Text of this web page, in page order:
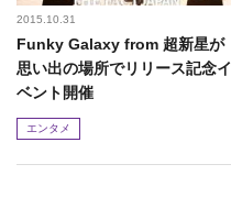
2015.10.31
Funky Galaxy from 超新星が
思い出の場所でリリース記念イ
ベント開催
エンタメ